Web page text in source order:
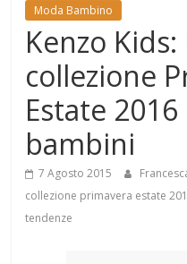
Mondo
Moda Bambino
Kenzo
collezione
Estate
bambini
7 Agosto 2015
collezione primavera estate
tendenze